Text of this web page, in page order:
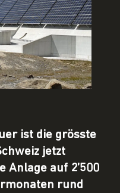
ist die grösste
jetzt
Anlage auf 2’500
rund